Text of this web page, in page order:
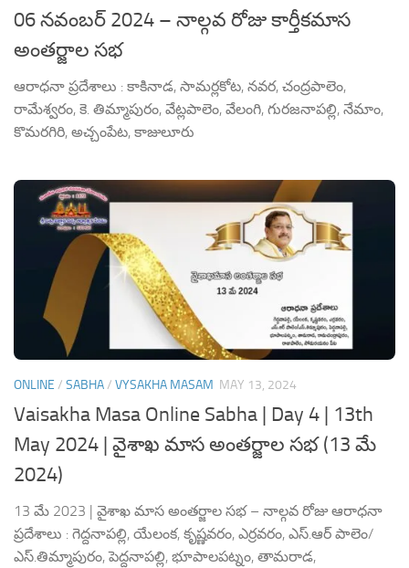
06 నవంబర్ 2024 – నాల్గవ రోజు కార్తీకమాస
అంతర్జాల సభ
ఆరాధనా ప్రదేశాలు : కాకినాడ, సామర్లకోట, నవర, చంద్రపాలెం,
రామేశ్వరం, కె. తిమ్మాపురం, వేట్లపాలెం, వేలంగి, గురజనాపల్లి, నేమాం,
కొమరగిరి, అచ్చంపేట, కాజులూరు
ONLINE / SABHA/ VYSAKHA MASAM MAY 13, 2024
Vaisakha Masa Online Sabha | Day 4 | 13th
May 2024 | వైశాఖ మాస అంతర్జాల సభ (13 మే
2024)
13 మే 2023 | వైశాఖ మాస అంతర్జాల సభ – నాల్గవ రోజు ఆరాధనా
ప్రదేశాలు : గెద్దనాపల్లి, యేలంక, కృష్ణవరం, ఎర్రవరం, ఎస్.ఆర్ పాలెం/
ఎస్.తిమ్మాపురం, పెద్దనాపల్లి, భూపాలపట్నం, తామరాడ,